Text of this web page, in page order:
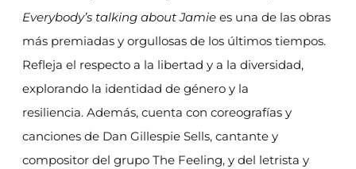
Everybody’s talking about Jamie es una de las obras
más premiadas y orgullosas de los últimos tiempos.
Refleja el respecto a la libertad y a la diversidad,
explorando la identidad de género y la
resiliencia. Además, cuenta con coreografías y
canciones de Dan Gillespie Sells, cantante y
compositor del grupo The Feeling, y del letrista y